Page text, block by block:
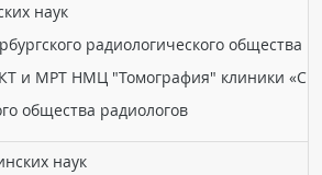
наук
радиологического общества
и МРТ НМЦ "Томография" клиники
общества радиологов
наук